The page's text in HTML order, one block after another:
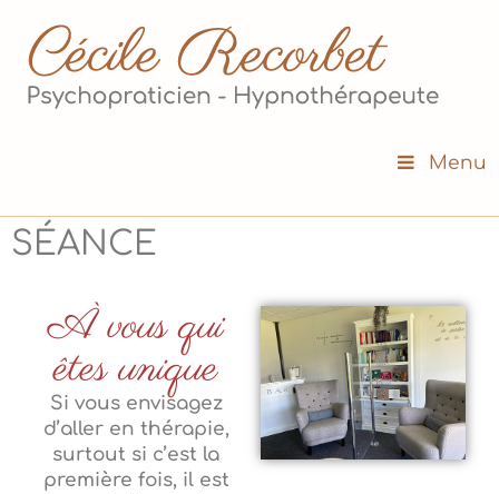
Menu
SÉANCE
À vous qui
êtes unique
Si vous envisagez
d’aller en thérapie,
surtout si c’est la
première fois, il est